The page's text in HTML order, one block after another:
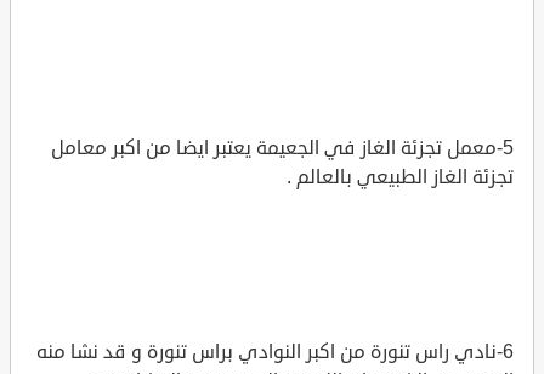
5-معمل تجزئة الغاز في الجعيمة يعتبر ايضا من اكبر معامل
تجزئة الغاز الطبيعي بالعالم .
6-نادي راس تنورة من اكبر النوادي براس تنورة و قد نشا منه